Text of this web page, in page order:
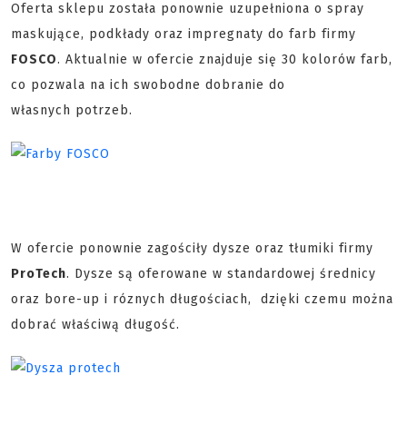
Oferta sklepu została ponownie uzupełniona o spray
maskujące, podkłady oraz impregnaty do farb firmy
FOSCO. Aktualnie w ofercie znajduje się 30 kolorów farb,
co pozwala na ich swobodne dobranie do
własnych potrzeb.
W ofercie ponownie zagościły dysze oraz tłumiki firmy
ProTech. Dysze są oferowane w standardowej średnicy
oraz bore-up i róznych długościach, dzięki czemu można
dobrać właściwą długość.